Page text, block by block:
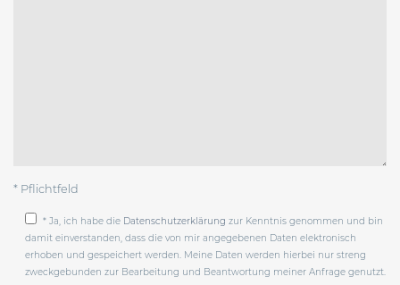
* Pflichtfeld
* Ja, ich habe die Datenschutzerklärung zur Kenntnis genommen und bin
damit einverstanden, dass die von mir angegebenen Daten elektronisch
erhoben und gespeichert werden. Meine Daten werden hierbei nur streng
zweckgebunden zur Bearbeitung und Beantwortung meiner Anfrage genutzt.